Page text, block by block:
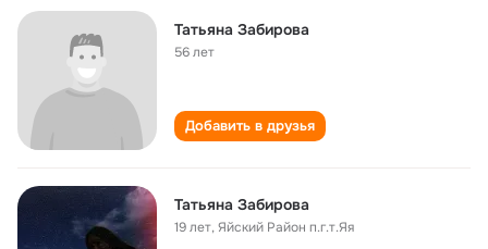
Татьяна Забирова
56 лет
Добавить в друзья
Татьяна Забирова
19 лет,Яйский Район п.г.т.Яя